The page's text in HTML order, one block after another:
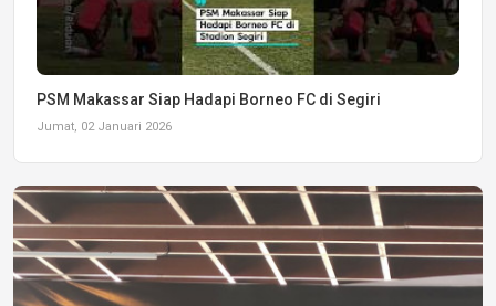
PSM Makassar Siap Hadapi Borneo FC di Segiri
Jumat, 02 Januari 2026